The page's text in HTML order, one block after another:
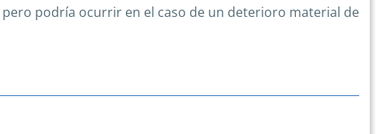
podría ocurrir en el caso de un deterioro material de